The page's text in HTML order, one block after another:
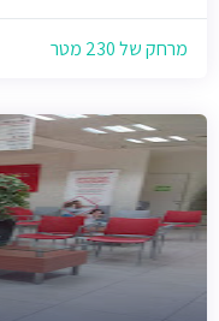
מרחק של 230 מטר